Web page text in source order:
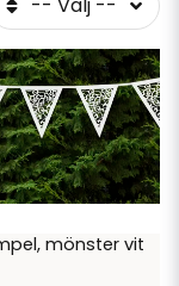
mönster vit